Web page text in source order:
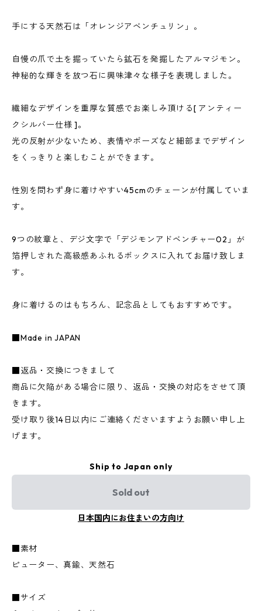
手にする天然石は「オレンジアベンチュリン」。
自慢の爪で土を掘っていたら鉱石を発掘したアルマジモン。
神秘的な輝きを放つ石に興味津々な様子を表現しました。
繊細なデザインを重厚な質感でお楽しみ頂ける[ アンティー
クシルバー仕様 ]。
光の反射が少ないため、表情やポーズなど細部までデザイン
をくっきりと楽しむことができます。
性別を問わず身に着けやすい45cmのチェーンが付属していま
す。
9つの紋章と、デジ文字で「デジモンアドベンチャー02」が
箔押しされた高級感あふれるボックスに入れてお届け致しま
す。
身に着けるのはもちろん、記念品としてもおすすめです。
■Made in JAPAN
■返品・交換につきまして
商品に欠陥がある場合に限り、返品・交換の対応をさせて頂
きます。
受け取り後14日以内にご連絡くださいますようお願い申し上
げます。
Ship to Japan only
Sold out
日本国内にお住まいの方向け
■素材
ピューター、真鍮、天然石
■サイズ